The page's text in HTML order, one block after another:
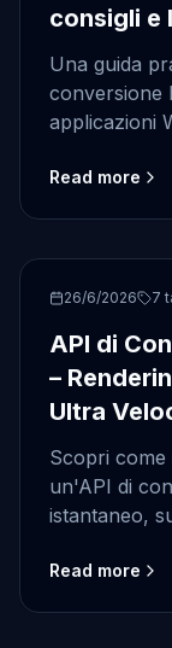
consigli e
Una guida
conversione
applicazioni
incorporato.
Read more
frontend
26/6/2026 7
API di
–
Ultra
Scopri come
un'API di
istantaneo,
Read more